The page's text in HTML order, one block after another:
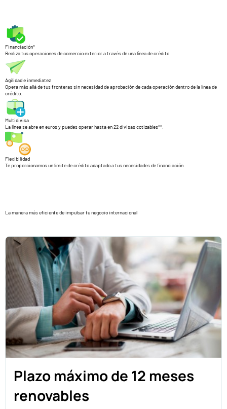
Financiación*
Realiza tus operaciones de comercio exterior a través de una línea de crédito.
Agilidad e inmediatez
Opera más allá de tus fronteras sin necesidad de aprobación de cada operación dentro de la línea de
crédito.
Multidivisa
La línea se abre en euros y puedes operar hasta en 22 divisas cotizables**.
Flexibilidad
Te proporcionamos un límite de crédito adaptado a tus necesidades de financiación.
La manera más eficiente de impulsar tu negocio internacional
Plazo máximo de 12 meses
renovables